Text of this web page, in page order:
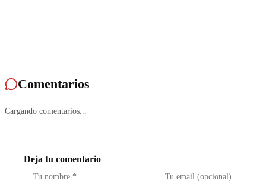
Comentarios
Cargando comentarios...
Deja tu comentario